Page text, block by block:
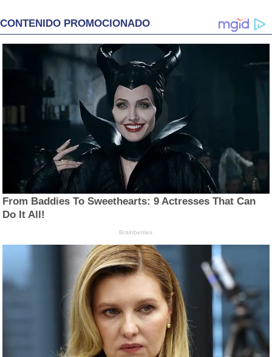
CONTENIDO PROMOCIONADO
From Baddies To Sweethearts: 9 Actresses That Can
Do It All!
Brainberries